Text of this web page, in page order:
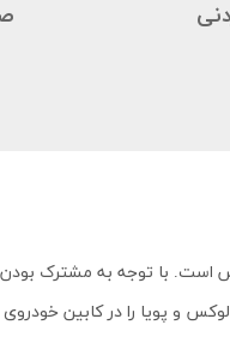
و دوخت‌های مدرن و اسپرت، یکی از خاص‌ترین انتخاب‌ها برای علاقه‌مندان به تغییر دکوراسیون
و پویا را در کابین